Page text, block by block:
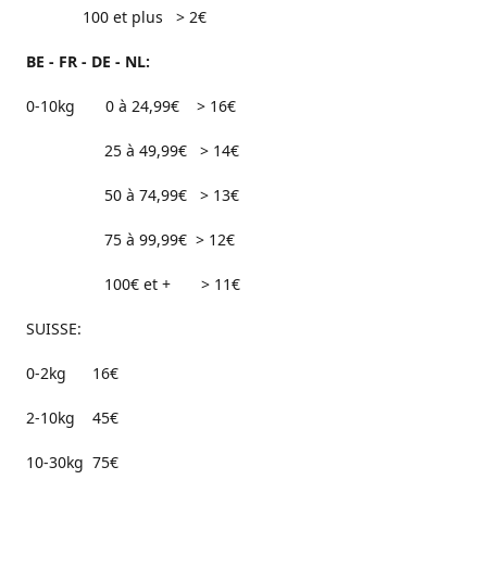
100 et plus > 2€
BE - FR - DE - NL:
0-10kg 0 à 24,99€ > 16€
25 à 49,99€ > 14€
50 à 74,99€ > 13€
75 à 99,99€ > 12€
100€ et + > 11€
SUISSE:
0-2kg 16€
2-10kg 45€
10-30kg 75€